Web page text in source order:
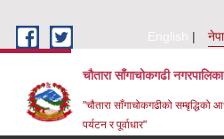
English
चौतारा साँगाचोकगढी नगरपालिका
"चौतारा साँगाचोकगढीको सम्बृद्धिको
पर्यटन र पूर्वाधार"